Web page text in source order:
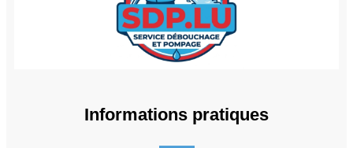
Informations pratiques